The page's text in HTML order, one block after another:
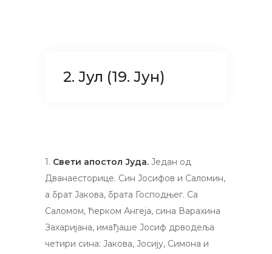
2. Јул (19. Јун)
1. Свети апостол Јуда. Један од
Дванаесторице. Син Јосифов и Саломин,
а брат Јакова, брата Господњег. Са
Саломом, ћерком Ангеја, сина Варахина
Захаријана, имађаше Јосиф дрводеља
четири сина: Јакова, Јосију, Симона и